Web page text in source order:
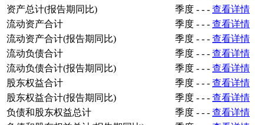
资产总计(报告期同比)
季度 - - - 查看详情
流动资产合计
季度 - - - 查看详情
流动资产合计(报告期同比)
季度 - - - 查看详情
流动负债合计
季度 - - - 查看详情
流动负债合计(报告期同比)
季度 - - - 查看详情
股东权益合计
季度 - - - 查看详情
股东权益合计(报告期同比)
季度 - - - 查看详情
负债和股东权益总计
季度 - - - 查看详情